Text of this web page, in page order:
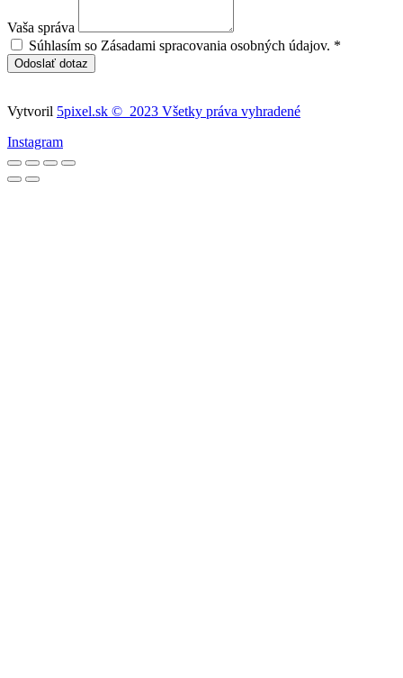
Vaša správa
Súhlasím so Zásadami spracovania osobných údajov. *
Odoslať dotaz
Vytvoril 5pixel.sk © 2023 Všetky práva vyhradené
Instagram